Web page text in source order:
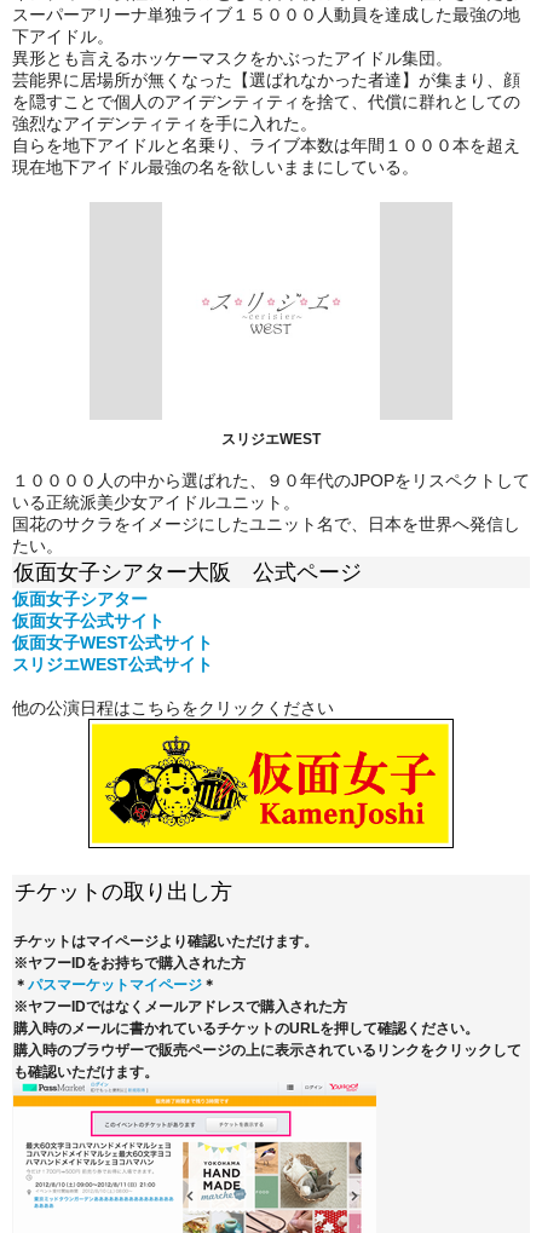
スーパーアリーナ単独ライブ１５０００人動員を達成した最強の地
下アイドル。
異形とも言えるホッケーマスクをかぶったアイドル集団。
芸能界に居場所が無くなった【選ばれなかった者達】が集まり、顔
を隠すことで個人のアイデンティティを捨て、代償に群れとしての
強烈なアイデンティティを手に入れた。
自らを地下アイドルと名乗り、ライブ本数は年間１０００本を超え
現在地下アイドル最強の名を欲しいままにしている。
スリジエWEST
１００００人の中から選ばれた、９０年代のJPOPをリスペクトして
いる正統派美少女アイドルユニット。
国花のサクラをイメージにしたユニット名で、日本を世界へ発信し
たい。
仮面女子シアター大阪 公式ページ
仮面女子シアター
仮面女子公式サイト
仮面女子WEST公式サイト
スリジエWEST公式サイト
他の公演日程はこちらをクリックください
チケットの取り出し方
チケットはマイページより確認いただけます。
※ヤフーIDをお持ちで購入された方
＊ パスマーケットマイページ ＊
※ヤフーIDではなくメールアドレスで購入された方
購入時のメールに書かれているチケットのURLを押して確認ください。
購入時のブラウザーで販売ページの上に表示されているリンクをクリックして
も確認いただけます。